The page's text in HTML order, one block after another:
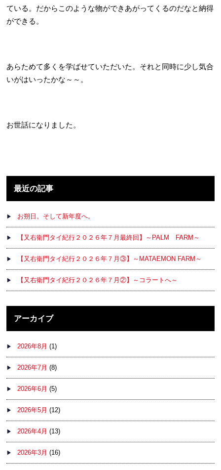
ている。だからこのような物ができあがってくるのだなと納得
ができる。
あらためて多くを学ばせていただいた。それと同時に少し気合
いがはいったかな～～。
お世話になりました。
最近の記事
お朔日。そして新年度へ。
【又右衛門タイ紀行２０２６年７月最終回】～PALM FARM～
【又右衛門タイ紀行２０２６年７月③】～MATAEMON FARM～
【又右衛門タイ紀行２０２６年７月②】～コラートへ～
アーカイブ
2026年8月 (1)
2026年7月 (8)
2026年6月 (5)
2026年5月 (12)
2026年4月 (13)
2026年3月 (16)